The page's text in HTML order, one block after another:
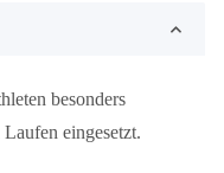
besonders
eingesetzt.